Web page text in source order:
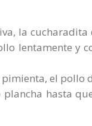
la
lentamente y
el pollo
hasta